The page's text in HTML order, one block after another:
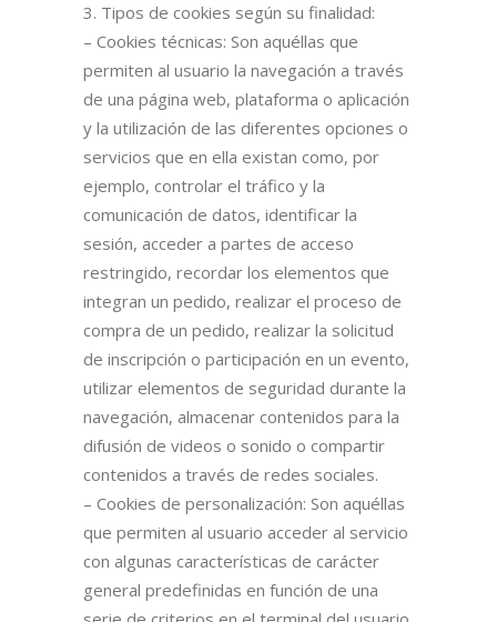
3. Tipos de cookies según su finalidad:
– Cookies técnicas: Son aquéllas que
permiten al usuario la navegación a través
de una página web, plataforma o aplicación
y la utilización de las diferentes opciones o
servicios que en ella existan como, por
ejemplo, controlar el tráfico y la
comunicación de datos, identificar la
sesión, acceder a partes de acceso
restringido, recordar los elementos que
integran un pedido, realizar el proceso de
compra de un pedido, realizar la solicitud
de inscripción o participación en un evento,
utilizar elementos de seguridad durante la
navegación, almacenar contenidos para la
difusión de videos o sonido o compartir
contenidos a través de redes sociales.
– Cookies de personalización: Son aquéllas
que permiten al usuario acceder al servicio
con algunas características de carácter
general predefinidas en función de una